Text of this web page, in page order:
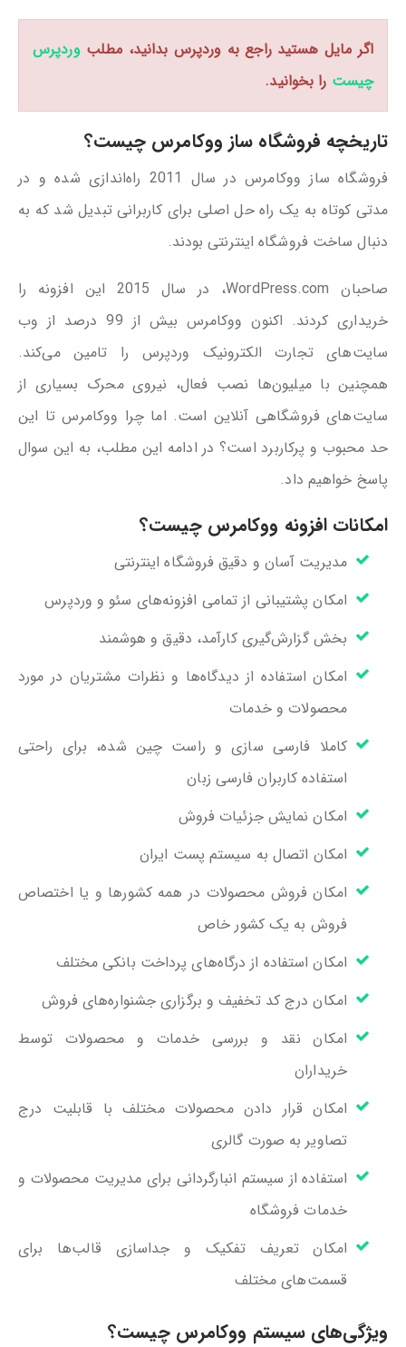
اگر مایل هستید راجع به وردپرس بدانید، مطلبوردپرس
چیست را بخوانید.
تاریخچه فروشگاه ساز ووکامرس چیست؟
فروشگاه ساز ووکامرس در سال 2011 راه‌اندازی شده و در
مدتی کوتاه به یک راه حل اصلی برای کاربرانی تبدیل شد که به
دنبال ساخت فروشگاه اینترنتی بودند.
صاحبان WordPress.com، در سال 2015 این افزونه را
خریداری کردند. اکنون ووکامرس بیش از 99 درصد از وب
سایت‌های تجارت الکترونیک وردپرس را تامین می‌کند.
همچنین با میلیون‌ها نصب فعال، نیروی محرک بسیاری از
سایت‌های فروشگاهی آنلاین است. اما چرا ووکامرس تا این
حد محبوب و پرکاربرد است؟ در ادامه این مطلب، به این سوال
پاسخ خواهیم داد.
امکانات افزونه ووکامرس چیست؟
مدیریت آسان و دقیق فروشگاه اینترنتی
امکان پشتیبانی از تمامی افزونه‌های سئو و وردپرس
بخش گزارش‌گیری کارآمد، دقیق و هوشمند
امکان استفاده از دیدگاه‌ها و نظرات مشتریان در مورد
محصولات و خدمات
کاملا فارسی سازی و راست چین شده، برای راحتی
استفاده کاربران فارسی زبان
امکان نمایش جزئیات فروش
امکان اتصال به سیستم پست ایران
امکان فروش محصولات در همه کشورها و یا اختصاص
فروش به یک کشور خاص
امکان استفاده از درگاه‌های پرداخت بانکی مختلف
امکان درج کد تخفیف و برگزاری جشنواره‌های فروش
امکان نقد و بررسی خدمات و محصولات توسط
خریداران
امکان قرار دادن محصولات مختلف با قابلیت درج
تصاویر به صورت گالری
استفاده از سیستم انبارگردانی برای مدیریت محصولات و
خدمات فروشگاه
امکان تعریف تفکیک و جداسازی قالب‌ها برای
قسمت‌های مختلف
ویژگی‌های سیستم ووکامرس چیست؟